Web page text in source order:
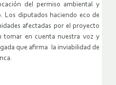
del permiso ambiental y
Los diputados haciendo eco de
afectadas por el proyecto
tomar en cuenta nuestra voz y
que afirma la inviabilidad de